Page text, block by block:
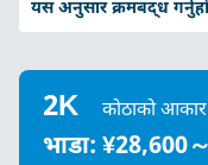
यस अनुसार क्रमबद्ध
2K कोठाको
भाडा: ¥28,600～